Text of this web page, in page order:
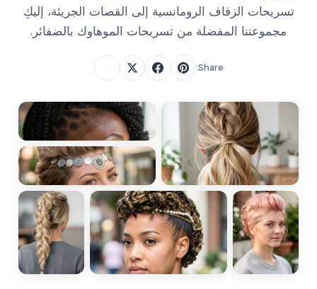
تسريحات الزفاف الرومانسية إلى القصات الجريئة، إليكِ
مجموعتنا المفضلة من تسريحات الموهاوك بالضفائر.
Share: